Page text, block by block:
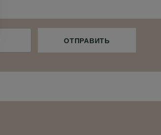
ОТПРАВИТЬ